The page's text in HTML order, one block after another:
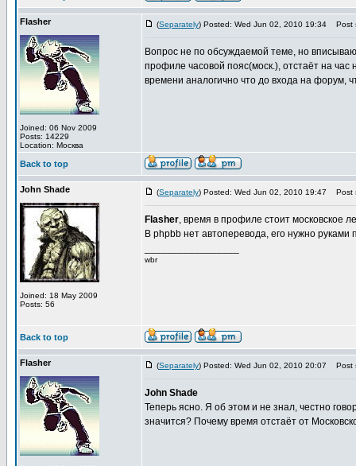
Flasher
Joined: 06 Nov 2009
Posts: 14229
Location: Москва
(Separately) Posted: Wed Jun 02, 2010 19:34 Post
Вопрос не по обсуждаемой теме, но
профиле часовой пояс(моск.), отстаёт на
времени аналогично что до входа на форум,
Back to top
John Shade
Joined: 18 May 2009
Posts: 56
(Separately) Posted: Wed Jun 02, 2010 19:47 Post
Flasher, время в профиле стоит московское
В phpbb нет автоперевода, его нужно руками
wbr
Back to top
Flasher (Separately) Posted: Wed Jun 02, 2010 20:07 Post
John Shade
Теперь ясно. Я об этом и не знал, честно
значится? Почему время отстаёт от